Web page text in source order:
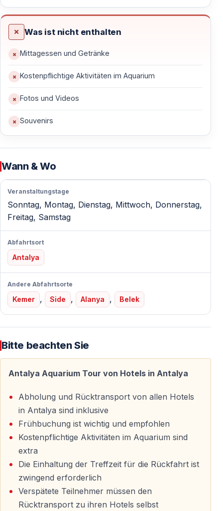
Geeignet für jedes Alter
Familien mit Kindern, Paare, Senioren und
Alleinreisende finden hier eine entspannte und zugleich
spannende Attraktion.
Was ist im Vigo Tours Antalya Aquarium-Paket
enthalten?
Das Paket ist so zusammengestellt, dass Sie Ihren
Besuch ganz entspannt genießen können.
Kaleiçi, Antalya Stadtzentrum und Konyaaltı
Eintrittskarten für das Antalya Aquarium und das
Eintritt in das Face2Face Wax Museum
Freizeit zur individuellen Erkundung des Aquarium-
Komplexes
Erlebnis im Antalya Aquarium
Der Spaziergang durch das Tunnel-Aquarium ist der
Meereswelt aus nächster Nähe
Beobachten Sie Haie, Meeresschildkröten, Rochen und
bunte Fische in großzügig gestalteten Becken.
Thematische Zonen stellen verschiedene Lebensräume
der Ozeane dar, darunter auch farbenfrohe
Korallenriffe.
Informativ und unterhaltsam
Lehrreiche Informationstafeln machen den Besuch
nicht nur spannend, sondern auch edukativ – ideal für
Kinder und Erwachsene.
Was ist nicht enthalten
Mittagessen und Getränke
Kostenpflichtige Aktivitäten im Aquarium
Fotos und Videos
Souvenirs
Wann & Wo
Veranstaltungstage
Sonntag, Montag, Dienstag, Mittwoch, Donnerstag,
Freitag, Samstag
Abfahrtsort
Antalya
Andere Abfahrtsorte
Kemer , Side , Alanya , Belek
Bitte beachten Sie
Antalya Aquarium Tour von Hotels in Antalya
Abholung und Rücktransport von allen Hotels
in Antalya sind inklusive
Frühbuchung ist wichtig und empfohlen
Kostenpflichtige Aktivitäten im Aquarium sind
extra
Die Einhaltung der Treffzeit für die Rückfahrt ist
zwingend erforderlich
Verspätete Teilnehmer müssen den
Rücktransport zu ihren Hotels selbst